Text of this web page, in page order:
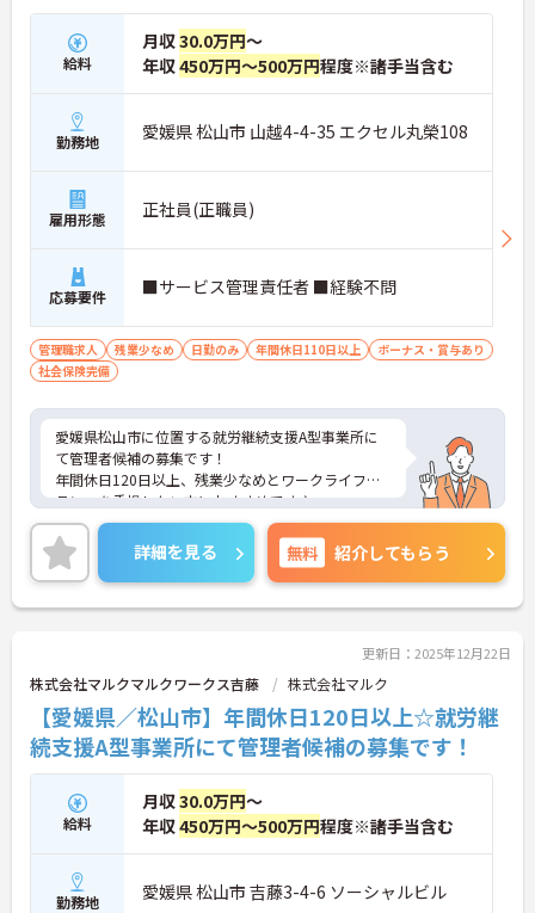
給料
月収30.0万円～
年収450万円～500万円程度※諸手当含む
勤務地 愛媛県 松山市 山越4-4-35 エクセル丸榮108
雇用形態 正社員(正職員)
応募要件 ■サービス管理責任者 ■経験不問
管理職求人 残業少なめ 日勤のみ 年間休日110日以上
ボーナス・賞与あり
社会保険完備
愛媛県松山市に位置する就労継続支援A型事業所に
て管理者候補の募集です！
年間休日120日以上、残業少なめとワークライフバ
ランスを重視したい方におすすめです♪
ご興味のある方には、面接対策ポイントなど、さら
に詳細をご案内しますのでお気軽にご相談くださ
い！
詳細を見る 無料 紹介してもらう
更新日：2025年12月22日
株式会社マルクマルクワークス吉藤 株式会社マルク
【愛媛県／松山市】年間休日120日以上☆就労継
続支援A型事業所にて管理者候補の募集です！
給料
月収30.0万円～
年収450万円～500万円程度※諸手当含む
勤務地 愛媛県 松山市 吉藤3-4-6 ソーシャルビル